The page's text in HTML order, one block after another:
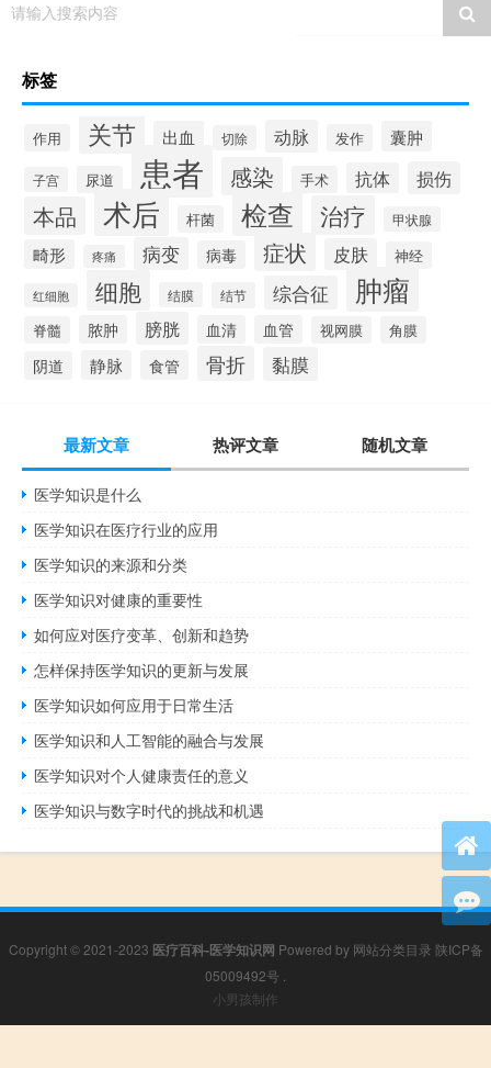
请输入搜索内容
标签
作用 关节 出血 切除 动脉 发作 囊肿
子宫 尿道 患者 感染 手术 抗体 损伤
本品 术后 杆菌 检查 治疗 甲状腺
畸形 疼痛 病变 病毒 症状 皮肤 神经
红细胞 细胞 结膜 结节 综合征 肿瘤
脊髓 脓肿 膀胱 血清 血管 视网膜 角膜
阴道 静脉 食管 骨折 黏膜
最新文章 热评文章 随机文章
医学知识是什么
医学知识在医疗行业的应用
医学知识的来源和分类
医学知识对健康的重要性
如何应对医疗变革、创新和趋势
怎样保持医学知识的更新与发展
医学知识如何应用于日常生活
医学知识和人工智能的融合与发展
医学知识对个人健康责任的意义
医学知识与数字时代的挑战和机遇
Copyright © 2021-2023 医疗百科-医学知识网 Powered by 网站分类目录 陕ICP备
05009492号
小男孩制作